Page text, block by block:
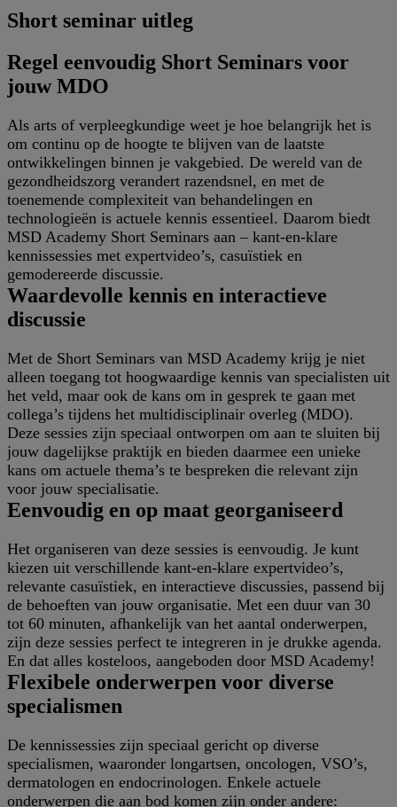
Short seminar uitleg
Regel eenvoudig Short Seminars voor
jouw MDO
Als arts of verpleegkundige weet je hoe belangrijk het is
om continu op de hoogte te blijven van de laatste
ontwikkelingen binnen je vakgebied. De wereld van de
gezondheidszorg verandert razendsnel, en met de
toenemende complexiteit van behandelingen en
technologieën is actuele kennis essentieel. Daarom biedt
MSD Academy Short Seminars aan – kant-en-klare
kennissessies met expertvideo’s, casuïstiek en
gemodereerde discussie.
Waardevolle kennis en interactieve
discussie
Met de Short Seminars van MSD Academy krijg je niet
alleen toegang tot hoogwaardige kennis van specialisten uit
het veld, maar ook de kans om in gesprek te gaan met
collega’s tijdens het multidisciplinair overleg (MDO).
Deze sessies zijn speciaal ontworpen om aan te sluiten bij
jouw dagelijkse praktijk en bieden daarmee een unieke
kans om actuele thema’s te bespreken die relevant zijn
voor jouw specialisatie.
Eenvoudig en op maat georganiseerd
Het organiseren van deze sessies is eenvoudig. Je kunt
kiezen uit verschillende kant-en-klare expertvideo’s,
relevante casuïstiek, en interactieve discussies, passend bij
de behoeften van jouw organisatie. Met een duur van 30
tot 60 minuten, afhankelijk van het aantal onderwerpen,
zijn deze sessies perfect te integreren in je drukke agenda.
En dat alles kosteloos, aangeboden door MSD Academy!
Flexibele onderwerpen voor diverse
specialismen
De kennissessies zijn speciaal gericht op diverse
specialismen, waaronder longartsen, oncologen, VSO’s,
dermatologen en endocrinologen. Enkele actuele
onderwerpen die aan bod komen zijn onder andere: